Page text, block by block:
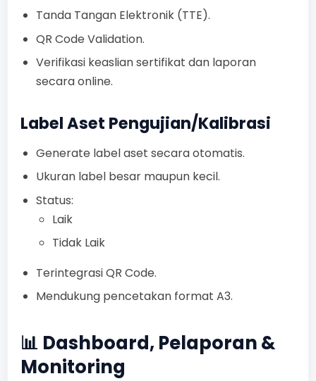
Tanda Tangan Elektronik (TTE).
QR Code Validation.
Verifikasi keaslian sertifikat dan laporan
secara online.
Label Aset Pengujian/Kalibrasi
Generate label aset secara otomatis.
Ukuran label besar maupun kecil.
Status:
Laik
Tidak Laik
Terintegrasi QR Code.
Mendukung pencetakan format A3.
📊 Dashboard, Pelaporan &
Monitoring